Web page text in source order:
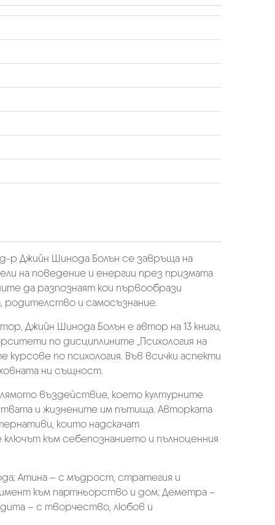
д-р Джийн Шинода Болън се завръща на
на поведение и енергии през призмата
да разпознаят кои първообрази
родителство и самосъзнание.
Джийн Шинода Болън е автор на 13 книги,
по дисциплините „Психология на
курсове по психология. Във всички аспекти
ни същност.
въздействие, което културните
и жизнените им пътища. Авторката
които надскачат
към себепознанието и пълноценния
Атина – с мъдрост, стратегия и
към партньорство и дом; Деметра –
– с творчество, любов и